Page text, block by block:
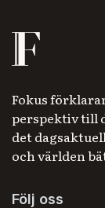
Fokus
perspektiv till
det
och världen
Följ oss